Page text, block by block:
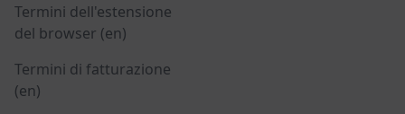
Termini dell'estensione
del browser (en)
Termini di fatturazione
(en)